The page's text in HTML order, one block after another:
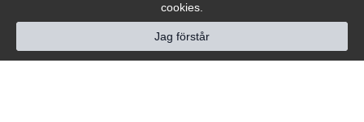
cookies.
Jag förstår